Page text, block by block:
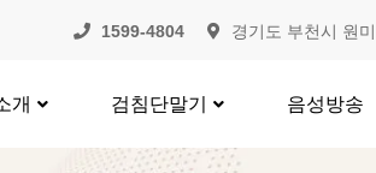
1599-4804 경기도 부천시 원
개 검침단말기 음성방송